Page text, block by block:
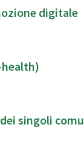
digitale
singoli